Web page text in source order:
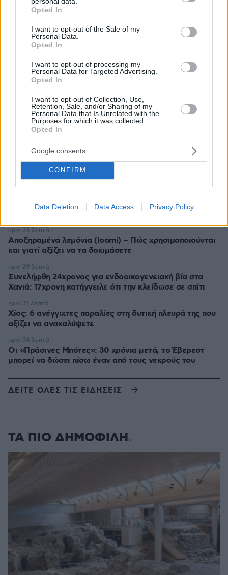
grant or deny consent to Google and its third-party tags to
use your data for below specified purposes in below Google
consent section.
Opted In
I want to opt-out of the Sale of my
Personal Data.
Opted In
I want to opt-out of processing my
Personal Data for Targeted Advertising.
Opted In
I want to opt-out of Collection, Use,
Retention, Sale, and/or Sharing of my
Personal Data that Is Unrelated with the
Purposes for which it was collected.
Opted In
Google consents
CONFIRM
Data Deletion Data Access Privacy Policy
ΑΕΚ - Athens Kallithea 4-0: «Τεσσάρα» μπροστά στον
δείτε τα γκολ
Γιαννιώτα στο τέλος, ντεμπούτο του Μιρ, δείτε τα γκολ
πριν 11 λεπτά
δηλητηρίαση: «Τι μάτι πρέπει να έχω φάει», δείτε βίντεο
πριν 12 λεπτά
Η φυσική «συνταγή» για καλύτερη στυτική λειτουργία
πριν 13 λεπτά
Η Τουρκία ζητά μορατόριουμ Ρωσίας - Ουκρανίας στις
επιθέσεις κατά εμπορικών πλοίων στη Μαύρη Θάλασσα
πριν 21 λεπτά
συνετρίβη κοντά σε αγωγό φυσικού αερίου - Η Σόφια
Αποξηραμένα λεμόνια (loomi) – Πώς χρησιμοποιούνται
και γιατί αξίζει να τα δοκιμάσετε
πριν 23 λεπτά
Συνελήφθη 24χρονος για ενδοοικογενειακή βία στα
Χανιά: 17χρονη κατήγγειλε ότι την κλείδωσε σε σπίτι
πριν 29 λεπτά
Χίος: 6 ανέγγιχτες παραλίες στη δυτική πλευρά της που
αξίζει να ανακαλύψετε
πριν 31 λεπτά
Οι «Πράσινες Μπότες»: 30 χρόνια μετά, το Έβερεστ
μπορεί να δώσει πίσω έναν από τους νεκρούς του
πριν 34 λεπτά
ΔΕΙΤΕ ΟΛΕΣ ΤΙΣ ΕΙΔΗΣΕΙΣ
ΤΑ ΠΙΟ ΔΗΜΟΦΙΛΗ